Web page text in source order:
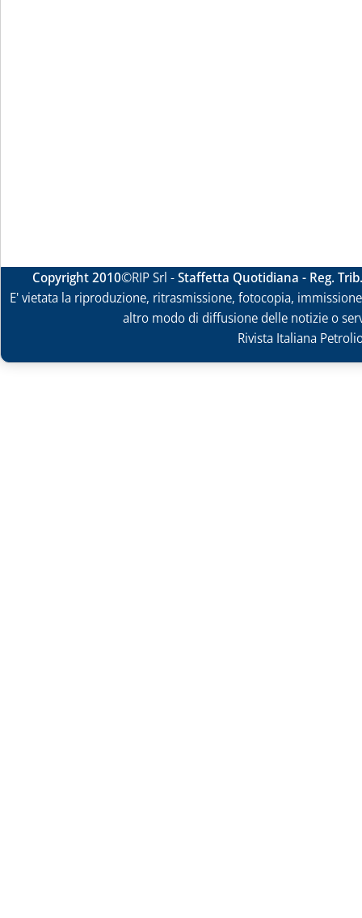
Copyright 2010©RIP Srl -Staffetta Quotidiana - Reg.
E' vietata la riproduzione, ritrasmissione, fotocopia,
altro modo di diffusione delle notizie o
Rivista Italiana